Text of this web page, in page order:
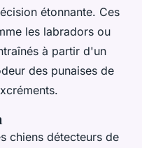
étonnante. Ces
les labradors ou
à partir d'un
des punaises de
chiens détecteurs de